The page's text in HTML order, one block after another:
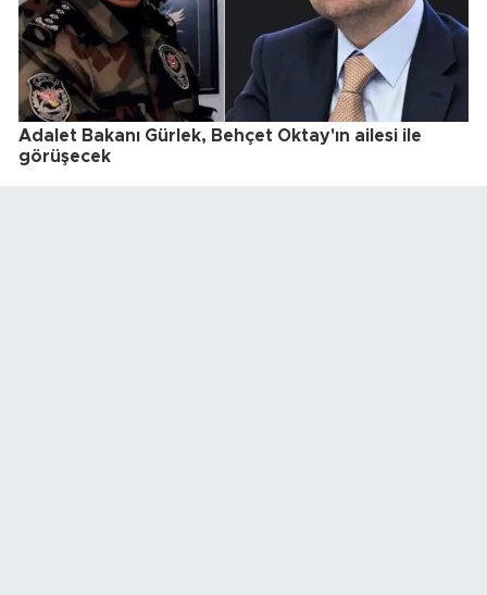
Adalet Bakanı Gürlek, Behçet Oktay'ın ailesi ile
görüşecek